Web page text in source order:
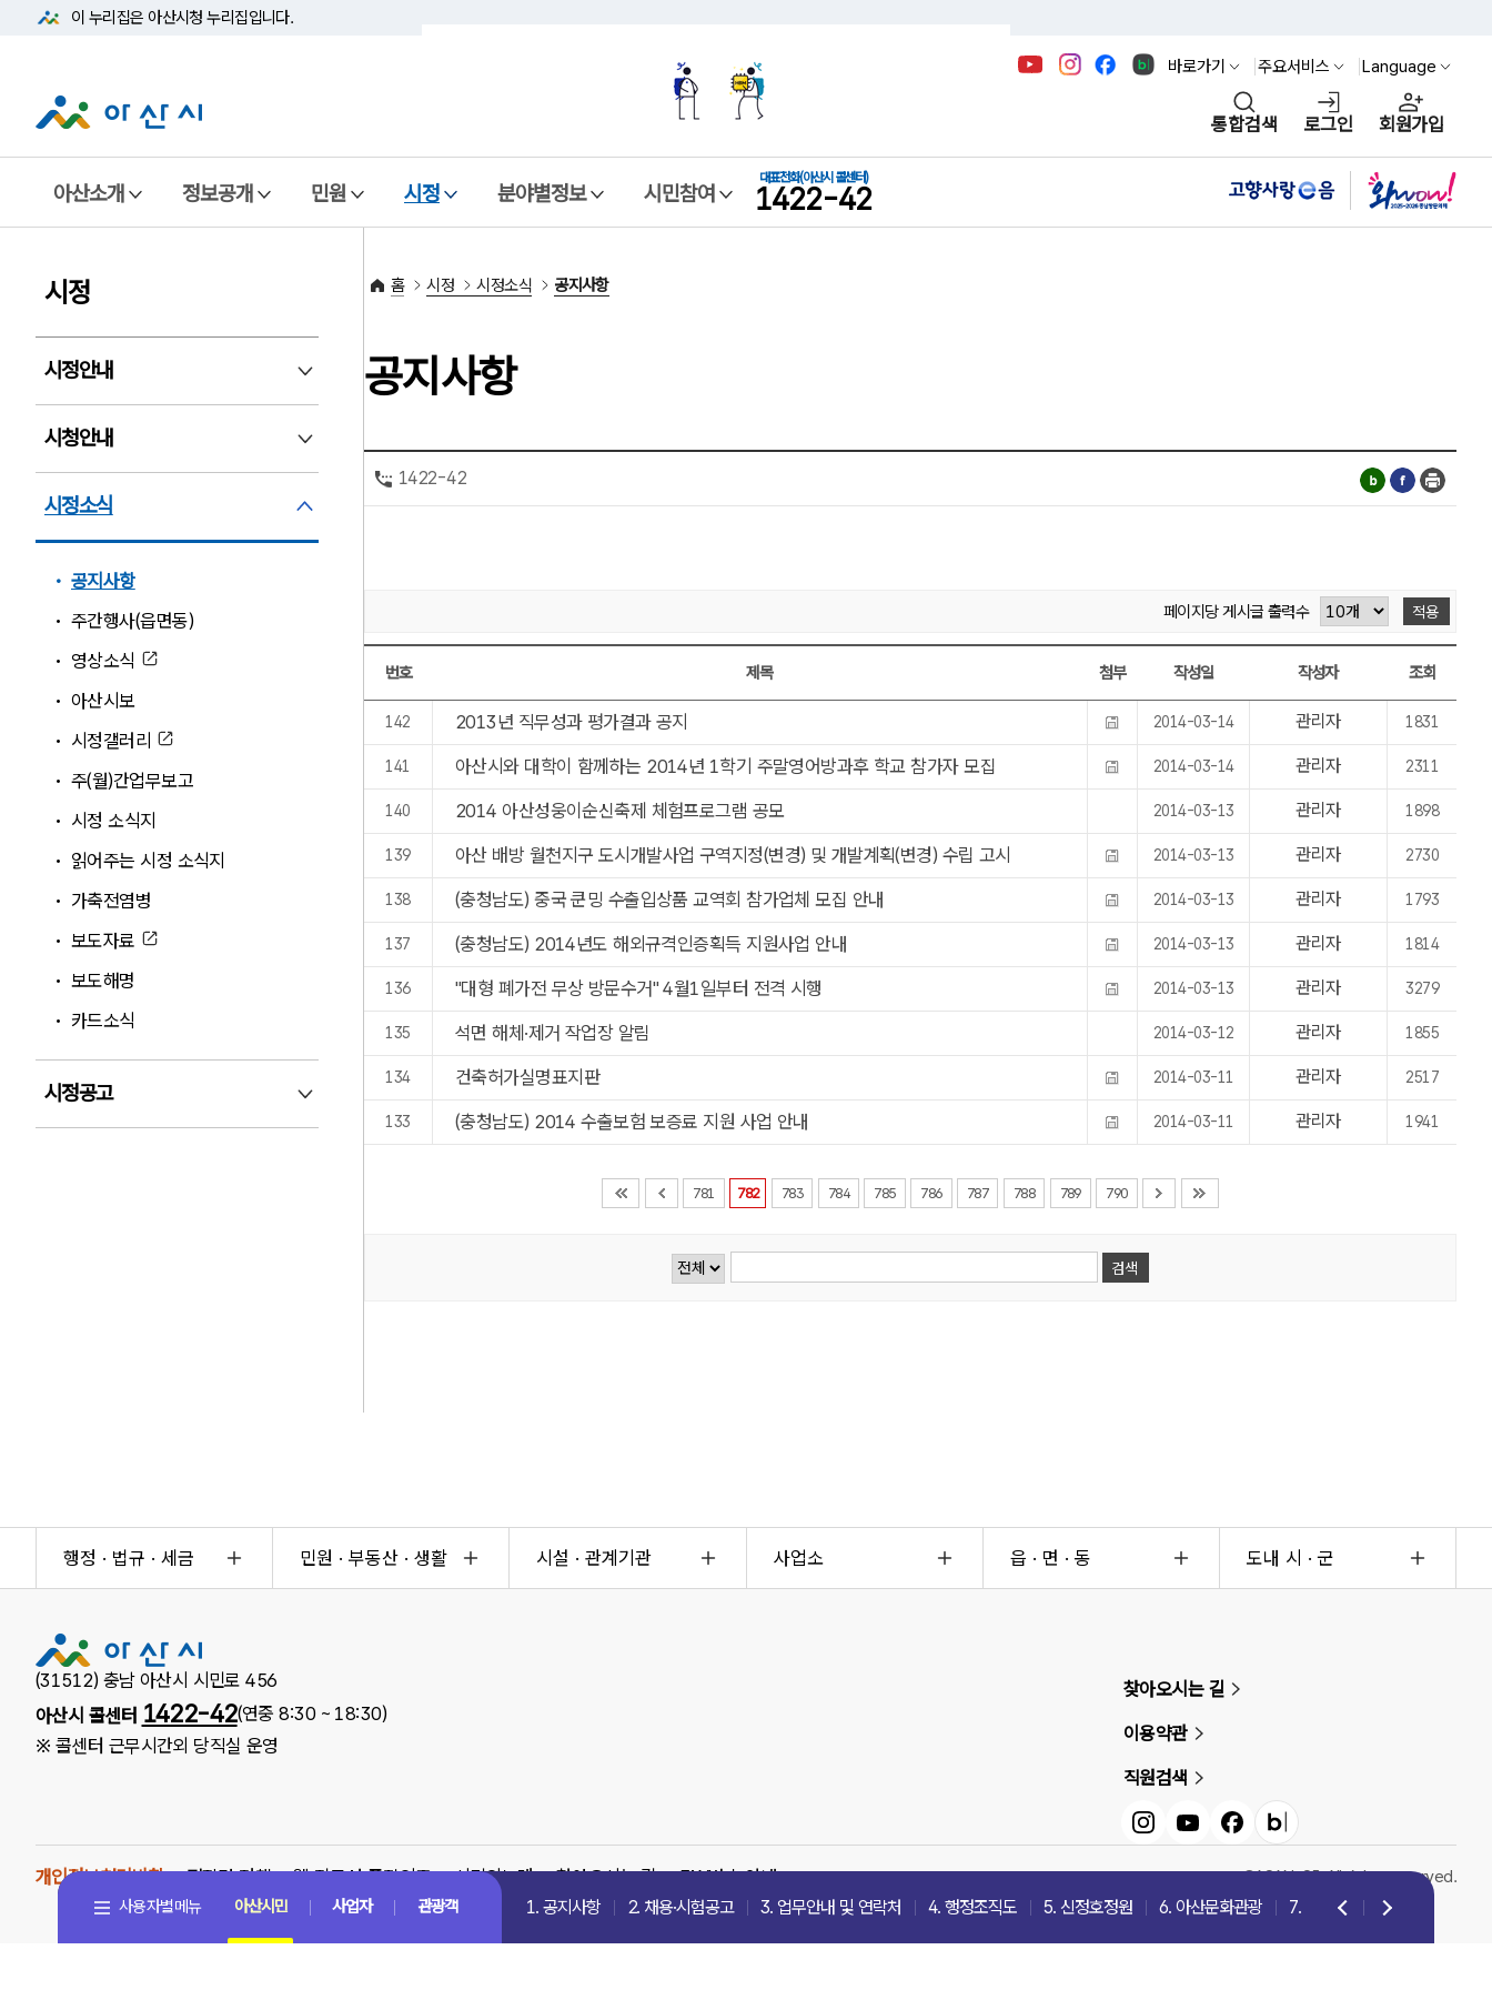
이 누리집은 아산시청 누리집입니다.
바로가기 주요서비스 Language
통합검색 로그인 회원가입
아산소개 정보공개 민원 시정 분야별정보 시민참여
대표전화(아산시 콜센터)
1422-42
시정
시정안내
시청안내
시정소식
공지사항
주간행사(읍면동)
영상소식
아산시보
시정갤러리
주(월)간업무보고
시정 소식지
읽어주는 시정 소식지
가축전염병
보도자료
보도해명
카드소식
시정공고
홈 시정 시정소식 공지사항
공지사항
1422-42
페이지당 게시글 출력수 적용
[공지사항:796/782]번호,제목,첨부,작성일,작성자,조회
번호 제목 첨부 작성일 작성자 조회
142 2013년 직무성과 평가결과 공지 2014-03-14 관리자 1831
141 아산시와 대학이 함께하는 2014년 1학기 주말영어방과후 학교 참가자 모집 2014-03-14 관리자 2311
140 2014 아산성웅이순신축제 체험프로그램 공모 2014-03-13 관리자 1898
139 아산 배방 월천지구 도시개발사업 구역지정(변경) 및 개발계획(변경) 수립 고시 2014-03-13 관리자 2730
138 (충청남도) 중국 쿤밍 수출입상품 교역회 참가업체 모집 안내 2014-03-13 관리자 1793
137 (충청남도) 2014년도 해외규격인증획득 지원사업 안내 2014-03-13 관리자 1814
136 "대형 폐가전 무상 방문수거" 4월1일부터 전격 시행 2014-03-13 관리자 3279
135 석면 해체·제거 작업장 알림 2014-03-12 관리자 1855
134 건축허가실명표지판 2014-03-11 관리자 2517
133 (충청남도) 2014 수출보험 보증료 지원 사업 안내 2014-03-11 관리자 1941
781 782 783 784 785 786 787 788 789 790
검색
행정 · 법규 · 세금 민원 · 부동산 · 생활 시설 · 관계기관 사업소 읍 · 면 · 동 도내 시 · 군
(31512) 충남 아산시 시민로 456
아산시 콜센터 1422-42(연중 8:30 ~ 18:30)
※ 콜센터 근무시간외 당직실 운영
찾아오시는 길
이용약관
직원검색
인스타그램
유튜브 페이스북블로그
개인정보처리방침 저작권 정책 웹 접근성 품질인증 시민의노래 찾아오시는 길 FAX번호 안내
©ASAN-SI. All rights reserved.
사용자별메뉴
아산시민 사업자 관광객 1. 공지사항 2. 채용·시험공고 3. 업무안내 및 연락처 4. 행정조직도 5. 신정호정원 6. 아산문화관광 7. 아산문화유산